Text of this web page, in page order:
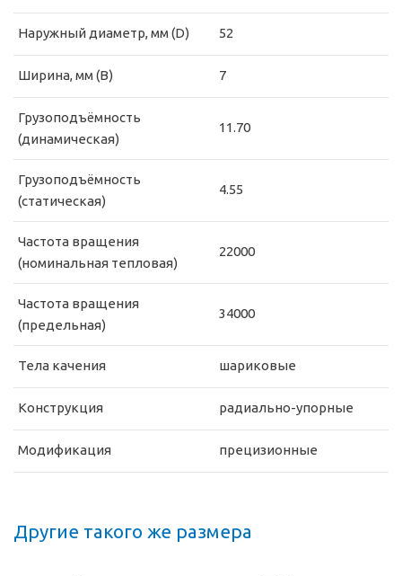
Наружный диаметр, мм (D) 52
Ширина, мм (B) 7
Грузоподъёмность
(динамическая)
11.70
Грузоподъёмность
(статическая)
4.55
Частота вращения
(номинальная тепловая)
22000
Частота вращения
(предельная)
34000
Тела качения шариковые
Конструкция радиально-упорные
Модификация прецизионные
Другие такого же размера